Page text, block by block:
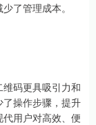
了管理成本。
码更具吸引力和
操作步骤，提升
用户对高效、便